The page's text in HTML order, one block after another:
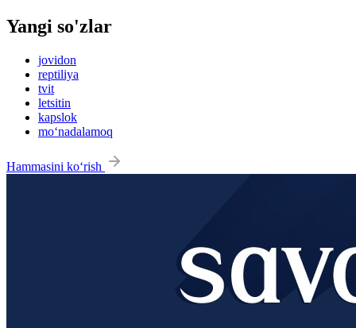
Yangi so'zlar
jovidon
reptiliya
tvit
letsitin
kapslok
mo‘nadalamoq
Hammasini ko‘rish